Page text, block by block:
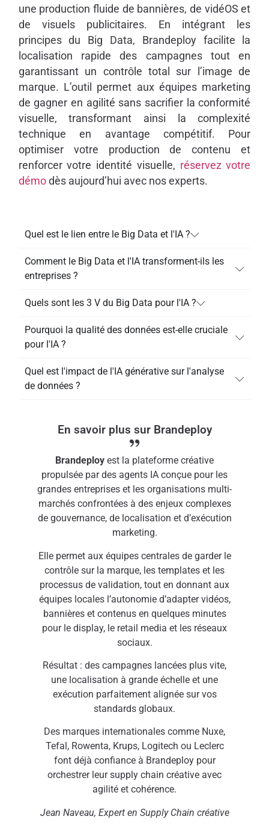
une production fluide de bannières, de vidéOS et
de visuels publicitaires. En intégrant les
principes du Big Data, Brandeploy facilite la
localisation rapide des campagnes tout en
garantissant un contrôle total sur l’image de
marque. L’outil permet aux équipes marketing
de gagner en agilité sans sacrifier la conformité
visuelle, transformant ainsi la complexité
technique en avantage compétitif. Pour
optimiser votre production de contenu et
renforcer votre identité visuelle, réservez votre
démodès aujourd’hui avec nos experts.
Quel est le lien entre le Big Data et l'IA ?
Comment le Big Data et l'IA transforment-ils les
entreprises ?
Quels sont les 3 V du Big Data pour l'IA ?
Pourquoi la qualité des données est-elle cruciale
pour l'IA ?
Quel est l'impact de l'IA générative sur l'analyse
de données ?
En savoir plus sur Brandeploy
Brandeploy est la plateforme créative
propulsée par des agents IA conçue pour les
grandes entreprises et les organisations multi-
marchés confrontées à des enjeux complexes
de gouvernance, de localisation et d’exécution
marketing.
Elle permet aux équipes centrales de garder le
contrôle sur la marque, les templates et les
processus de validation, tout en donnant aux
équipes locales l’autonomie d’adapter vidéos,
bannières et contenus en quelques minutes
pour le display, le retail media et les réseaux
sociaux.
Résultat : des campagnes lancées plus vite,
une localisation à grande échelle et une
exécution parfaitement alignée sur vos
standards globaux.
Des marques internationales comme Nuxe,
Tefal, Rowenta, Krups, Logitech ou Leclerc
font déjà confiance à Brandeploy pour
orchestrer leur supply chain créative avec
agilité et cohérence.
Jean Naveau, Expert en Supply Chain créative